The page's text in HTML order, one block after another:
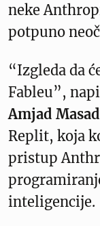
neke
potpuno
“Izgleda da
Fableu”,
Amjad
Replit, koja
pristup
inteligencije.